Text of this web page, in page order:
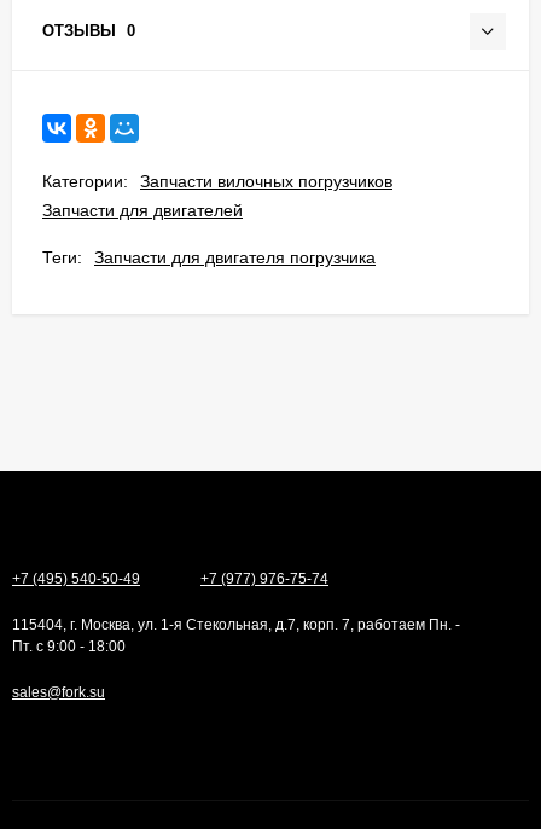
ОТЗЫВЫ 0
Категории:
Запчасти вилочных погрузчиков
Запчасти для двигателей
Теги: Запчасти для двигателя погрузчика
+7 (495) 540-50-49 +7 (977) 976-75-74
115404, г. Москва, ул. 1-я Стекольная, д.7, корп. 7, работаем Пн. -
Пт. с 9:00 - 18:00
sales@fork.su